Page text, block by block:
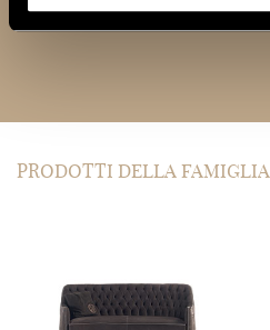
PRODOTTI DELLA FAMIGLIA